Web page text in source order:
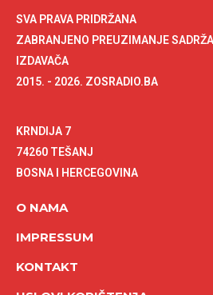
SVA PRAVA PRIDRŽANA
ZABRANJENO PREUZIMANJE
IZDAVAČA
2015. - 2026. ZOSRADIO.BA
KRNDIJA 7
74260 TEŠANJ
BOSNA I HERCEGOVINA
O NAMA
IMPRESSUM
KONTAKT